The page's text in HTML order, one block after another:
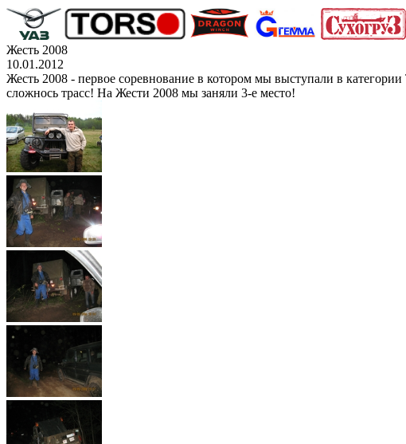
Жесть 2008
10.01.2012
Жесть 2008 - первое соревнование в котором мы выступали в
сложнось трасс! На Жести 2008 мы заняли 3-е место!